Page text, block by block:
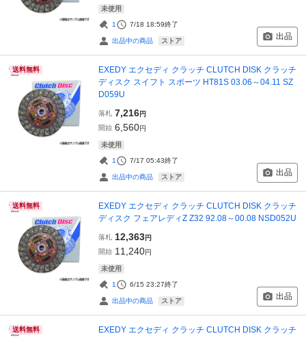
未使用
1 7/18 18:59終了
出品中の商品 ストア 出品
送料無料
EXEDY エクセディ クラッチ CLUTCH DISK クラッチ
ディスク スイフト スポーツ HT81S 03.06～04.11 SZ
D059U
落札 7,216円
開始 6,560円
未使用
1 7/17 05:43終了
出品中の商品 ストア 出品
送料無料
EXEDY エクセディ クラッチ CLUTCH DISK クラッチ
ディスク フェアレディZ Z32 92.08～00.08 NSD052U
落札 12,363円
開始 11,240円
未使用
1 6/15 23:27終了
出品中の商品 ストア 出品
送料無料
EXEDY エクセディ クラッチ CLUTCH DISK クラッチ